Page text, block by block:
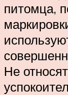
питомца,
Не